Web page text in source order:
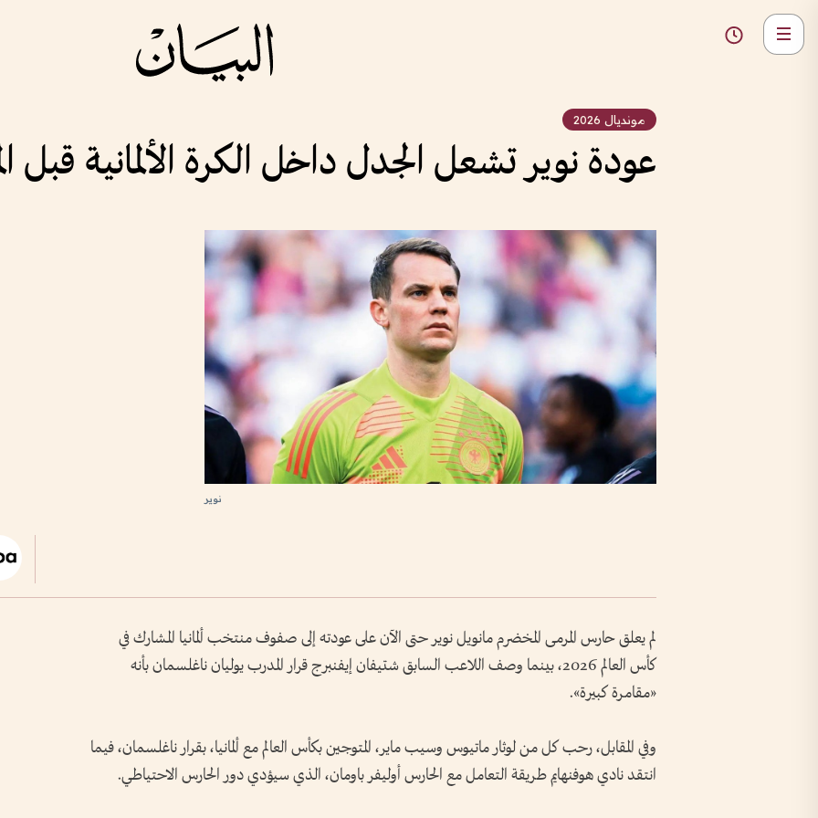
مونديال 2026
عودة نوير تشعل الجدل داخل الكرة الألمانية قبل
نوير
لم يعلق حارس المرمى المخضرم مانويل نوير حتى الآن على عودته إلى صفوف منتخب ألمانيا المشارك في
كأس العالم 2026، بينما وصف اللاعب السابق شتيفان إيفنبرج قرار المدرب يوليان ناغلسمان بأنه
«مقامرة كبيرة».
وفي المقابل، رحب كل من لوثار ماتيوس وسيب ماير، المتوجين بكأس العالم مع ألمانيا، بقرار ناغلسمان، فيما
انتقد نادي هوفنهايم طريقة التعامل مع الحارس أوليفر باومان، الذي سيؤدي دور الحارس الاحتياطي.